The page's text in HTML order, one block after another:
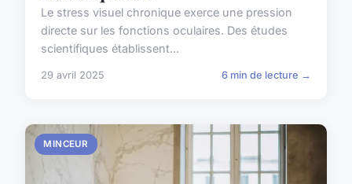
Le stress visuel chronique exerce une pression
directe sur les fonctions oculaires. Des études
scientifiques établissent...
29 avril 2025 6 min de lecture →
MINCEUR